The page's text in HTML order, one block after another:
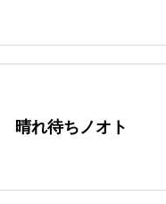
晴れ待ちノオト